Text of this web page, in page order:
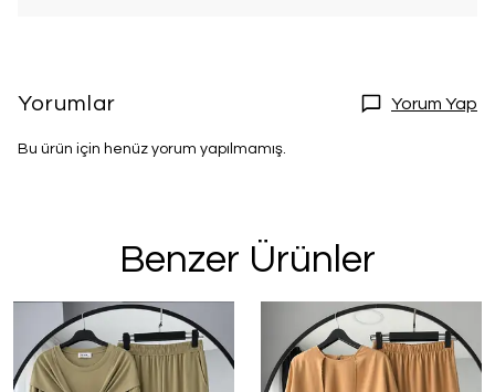
Yorumlar Yorum Yap
Bu ürün için henüz yorum yapılmamış.
Benzer Ürünler